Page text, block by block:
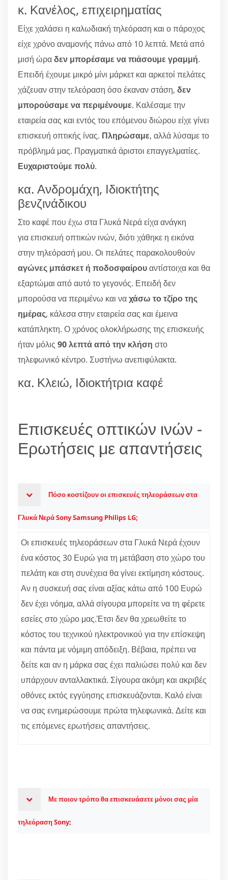
κ. Κανέλος, επιχειρηματίας
Είχε χαλάσει η καλωδιακή τηλεόραση και ο πάροχος
είχε χρόνο αναμονής πάνω από 10 λεπτά. Μετά από
μισή ώραδεν μπορέσαμε να πιάσουμε γραμμή.
Επειδή έχουμε μικρό μίνι μάρκετ και αρκετοί πελάτες
χάζευαν στην τελεόραση όσο έκαναν στάση, δεν
μπορούσαμε να περιμένουμε. Καλέσαμε την
εταιρεία σας και εντός του επόμενου διώρου είχε γίνει
επισκευή οπτικής ίνας. Πληρώσαμε, αλλά λύσαμε το
πρόβλημά μας. Πραγματικά άριστοι επαγγελματίες.
Ευχαριστούμε πολύ.
κα. Ανδρομάχη, Ιδιοκτήτης
βενζινάδικου
Στο καφέ που έχω στα Γλυκά Νερά είχα ανάγκη
για επισκευή οπτικών ινών, διότι χάθηκε η εικόνα
στην τηλεόρασή μου. Οι πελάτες παρακολουθούν
αγώνες μπάσκετ ή ποδοσφαίρουαντίστοιχα και θα
εξαρτώμαι από αυτό το γεγονός. Επειδή δεν
μπορούσα να περιμένω και ναχάσω το τζίρο της
ημέρας, κάλεσα στην εταιρεία σας και έμεινα
κατάπληκτη. Ο χρόνος ολοκλήρωσης της επισκευής
ήταν μόλις 90 λεπτά από την κλήση στο
τηλεφωνικό κέντρο. Συστήνω ανεπιφύλακτα.
κα. Κλειώ, Ιδιοκτήτρια καφέ
Επισκευές οπτικών ινών -
Ερωτήσεις με απαντήσεις
Πόσο κοστίζουν οι επισκευές τηλεοράσεων στα
Γλυκά Νερά Sony Samsung Philips LG;
Οι επισκευές τηλεοράσεων στα Γλυκά Νερά έχουν
ένα κόστος 30 Ευρώ για τη μετάβαση στο χώρο του
πελάτη και στη συνέχεια θα γίνει εκτίμηση κόστους.
Αν η συσκευή σας είναι αξίας κάτω από 100 Ευρώ
δεν έχει νόημα, αλλά σίγουρα μπορείτε να τη φέρετε
εσείες στο χώρο μας.Έτσι δεν θα χρεωθείτε το
κόστος του τεχνικού ηλεκτρονικού για την επίσκεψη
και πάντα με νόμιμη απόδειξη. Βέβαια, πρέπει να
δείτε και αν η μάρκα σας έχει παλιώσει πολύ και δεν
υπάρχουν ανταλλακτικά. Σίγουρα ακόμη και ακριβές
οθόνες εκτός εγγύησης επισκευάζονται. Καλό είναι
να σας ενημερώσουμε πρώτα τηλεφωνικά. Δείτε και
τις επόμενες ερωτήσεις απαντήσεις.
Με ποιον τρόπο θα επισκευάσετε μόνοι σας μία
τηλεόραση Sony;